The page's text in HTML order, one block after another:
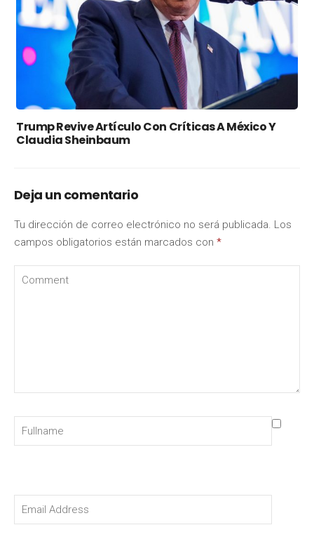
Trump Revive Artículo Con Críticas A México Y
Claudia Sheinbaum
Deja un comentario
Tu dirección de correo electrónico no será publicada. Los
campos obligatorios están marcados con *